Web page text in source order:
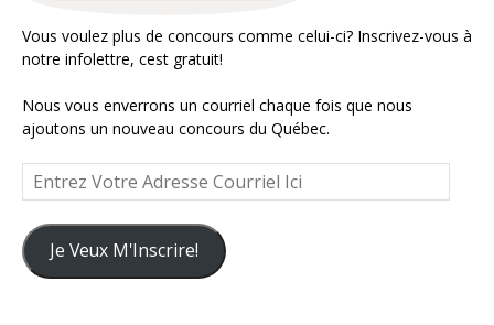
Vous voulez plus de concours comme celui-ci? Inscrivez-vous à
notre infolettre, cest gratuit!
Nous vous enverrons un courriel chaque fois que nous
ajoutons un nouveau concours du Québec.
Entrez
Votre
Adresse
Courriel
Ici
Je Veux M'Inscrire!